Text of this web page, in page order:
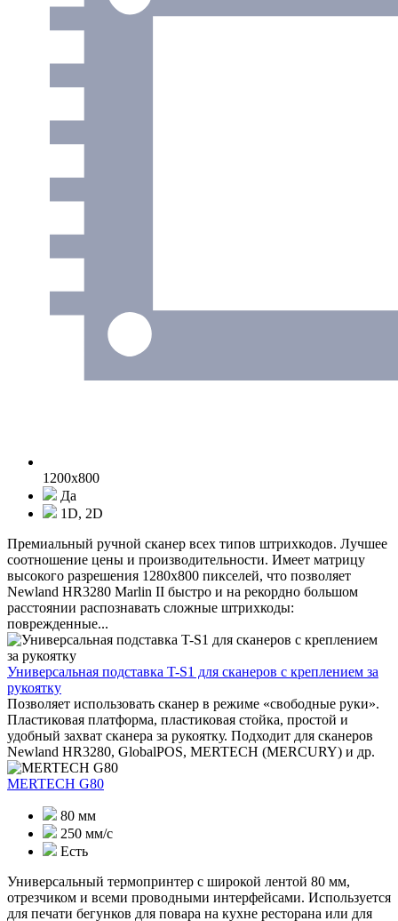
1200x800
Да
1D, 2D
Премиальный ручной сканер всех типов штрихкодов. Лучшее
соотношение цены и производительности. Имеет матрицу
высокого разрешения 1280x800 пикселей, что позволяет
Newland HR3280 Marlin II быстро и на рекордно большом
расстоянии распознавать сложные штрихкоды:
поврежденные...
Универсальная подставка T-S1 для сканеров с креплением за
рукоятку
Позволяет использовать сканер в режиме «свободные руки».
Пластиковая платформа, пластиковая стойка, простой и
удобный захват сканера за рукоятку. Подходит для сканеров
Newland HR3280, GlobalPOS, MERTECH (MERCURY) и др.
MERTECH G80
80 мм
250 мм/с
Есть
Универсальный термопринтер с широкой лентой 80 мм,
отрезчиком и всеми проводными интерфейсами. Используется
для печати бегунков для повара на кухне ресторана или для